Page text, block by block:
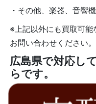
・その他、楽器、音響
※上記以外にも買取可
お問い合わせください。
広島県で対応し
らです。